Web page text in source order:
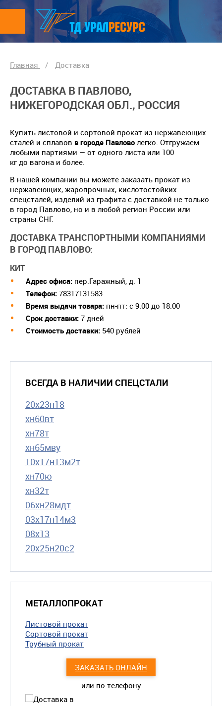
Главная / Доставка
ДОСТАВКА В ПАВЛОВО,
НИЖЕГОРОДСКАЯ ОБЛ., РОССИЯ
Купить листовой и сортовой прокат из нержавеющих
сталей и сплавов в городе Павлово легко. Отгружаем
любыми партиями — от одного листа или 100
кг до вагона и более.
В нашей компании вы можете заказать прокат из
нержавеющих, жаропрочных, кислотостойких
спецсталей, изделий из графита с доставкой не только
в город Павлово, но и в любой регион России или
страны СНГ.
ДОСТАВКА ТРАНСПОРТНЫМИ КОМПАНИЯМИ
В ГОРОД ПАВЛОВО:
КИТ
Адрес офиса: пер.Гаражный, д. 1
Телефон: 78317131583
Время выдачи товара: пн-пт: с 9.00 до 18.00
Срок доставки: 7 дней
Cтоимость доставки: 540 рублей
ВСЕГДА В НАЛИЧИИ СПЕЦСТАЛИ
20х23н18
хн60вт
хн78т
хн65мву
10х17н13м2т
хн70ю
хн32т
06хн28мдт
03х17н14м3
08х13
20х25н20с2
МЕТАЛЛОПРОКАТ
Листовой прокат
Сортовой прокат
Трубный прокат
ЗАКАЗАТЬ ОНЛАЙН
или по телефону